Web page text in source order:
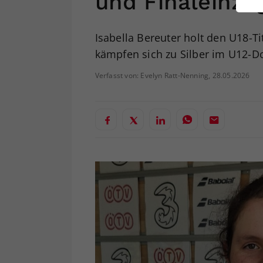
Isabella Bereuter holt den U18-
kämpfen sich zu Silber im U12-
Verfasst von: Evelyn Ratt-Nenning, 28.05.2026